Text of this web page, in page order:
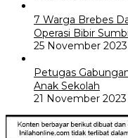
7 Warga Brebes
Operasi Bibir
25 November 2023
Petugas
Anak Sekolah
21 November 2023